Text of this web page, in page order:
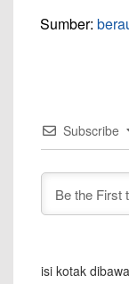
Sumber:
Subscribe
isi kotak